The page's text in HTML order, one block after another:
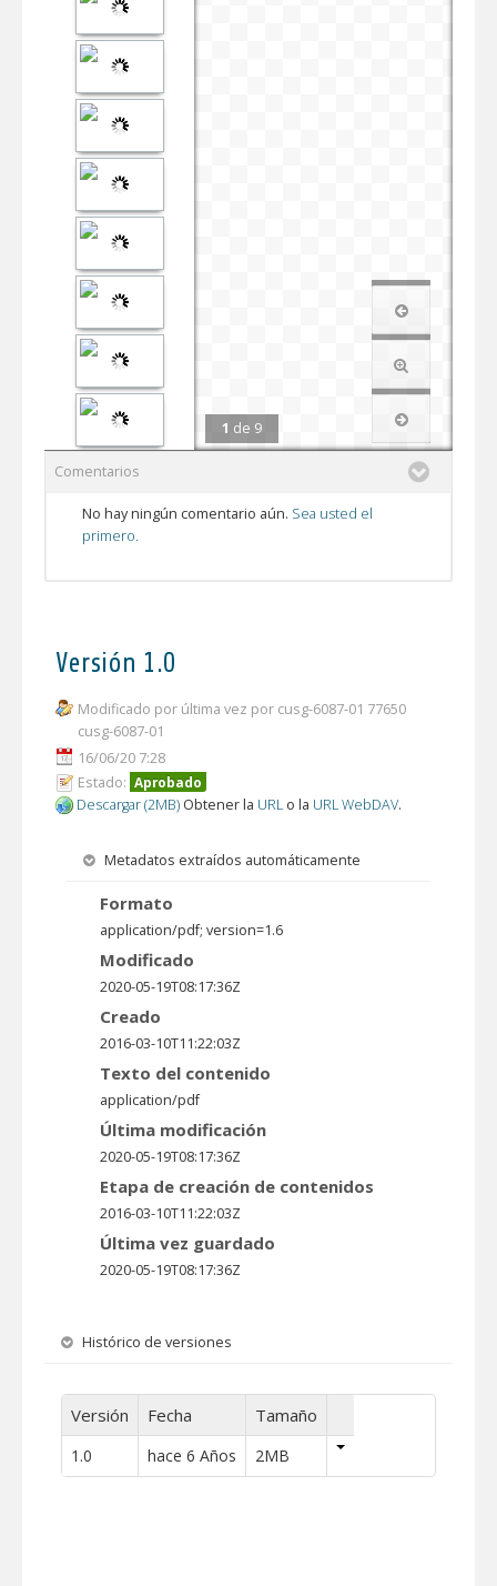
1 de 9
Comentarios
No hay ningún comentario aún. Sea usted el
primero.
Versión 1.0
Modificado por última vez por cusg-6087-01 77650
cusg-6087-01
16/06/20 7:28
Estado: Aprobado
Descargar (2MB) Obtener la URL o la URL WebDAV.
Metadatos extraídos automáticamente
Formato
application/pdf; version=1.6
Modificado
2020-05-19T08:17:36Z
Creado
2016-03-10T11:22:03Z
Texto del contenido
application/pdf
Última modificación
2020-05-19T08:17:36Z
Etapa de creación de contenidos
2016-03-10T11:22:03Z
Última vez guardado
2020-05-19T08:17:36Z
Histórico de versiones
Versión Fecha Tamaño
1.0 hace 6 Años 2MB